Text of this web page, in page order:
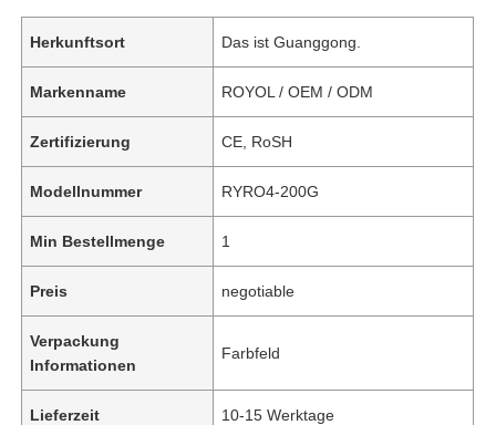
Herkunftsort Das ist Guanggong.
Markenname ROYOL / OEM / ODM
Zertifizierung CE, RoSH
Modellnummer RYRO4-200G
Min Bestellmenge 1
Preis negotiable
Verpackung
Informationen
Farbfeld
Lieferzeit 10-15 Werktage